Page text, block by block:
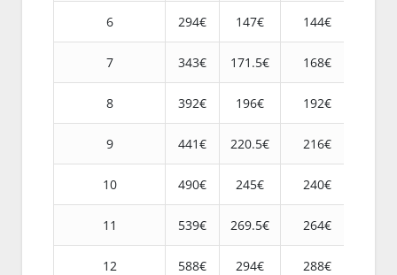
6 294€ 147€ 144€
7 343€ 171.5€ 168€
8 392€ 196€ 192€
9 441€ 220.5€ 216€
10 490€ 245€ 240€
11 539€ 269.5€ 264€
12 588€ 294€ 288€